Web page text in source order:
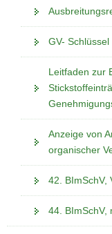
GV-
Leitfaden zur
Anzeige von
organischer
42. BImSchV,
44. BImSchV,